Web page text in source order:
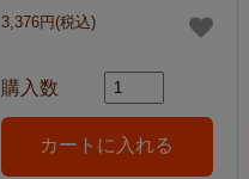
3,376円(税込)
購入数